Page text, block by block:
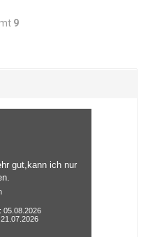
9
gut,kann ich nur
05.08.2026